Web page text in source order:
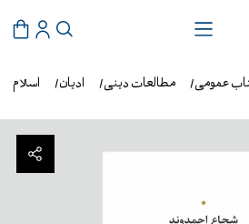
اسلام ادیان مطالعات دینی عمومی